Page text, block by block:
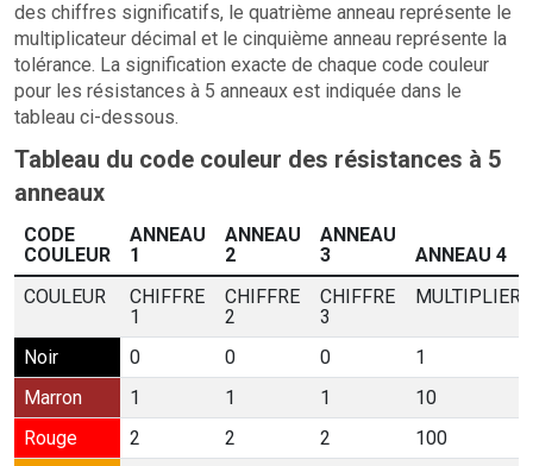
des chiffres significatifs, le quatrième anneau représente le
multiplicateur décimal et le cinquième anneau représente la
tolérance. La signification exacte de chaque code couleur
pour les résistances à 5 anneaux est indiquée dans le
tableau ci-dessous.
Tableau du code couleur des résistances à 5
anneaux
CODE
COULEUR
ANNEAU
1
ANNEAU
2
ANNEAU
3
ANNEAU 4
COULEUR
CHIFFRE
1
CHIFFRE
2
CHIFFRE
3
MULTIPLIER
Noir 0 0 0
1
Marron
1 1 1
10
Rouge
2 2 2
100